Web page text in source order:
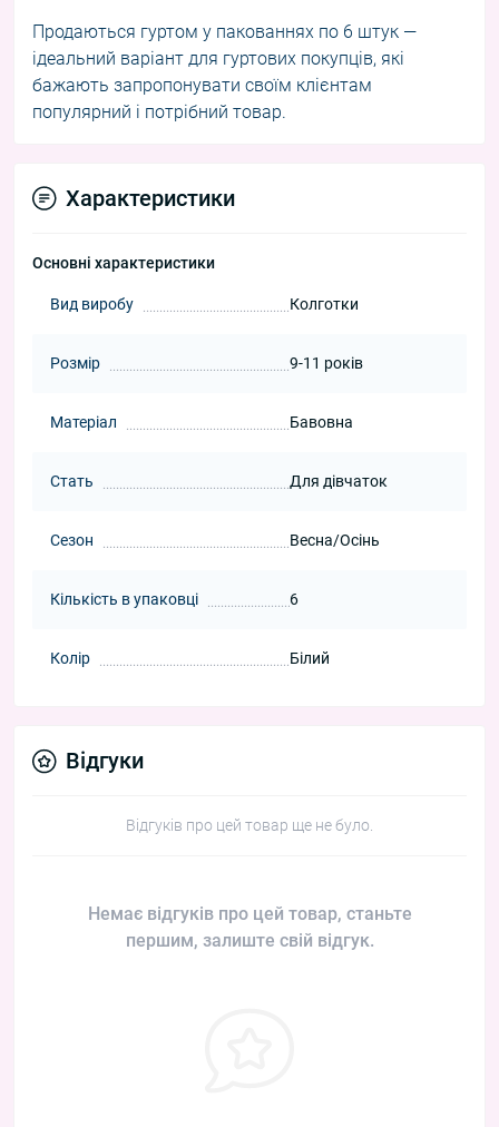
Продаються гуртом у пакованнях по 6 штук —
ідеальний варіант для гуртових покупців, які
бажають запропонувати своїм клієнтам
популярний і потрібний товар.
Характеристики
Основні характеристики
Вид виробу Колготки
Розмір 9-11 років
Матеріал Бавовна
Стать Для дівчаток
Сезон Весна/Осінь
Кількість в упаковці 6
Колір Білий
Відгуки
Відгуків про цей товар ще не було.
Немає відгуків про цей товар, станьте
першим, залиште свій відгук.